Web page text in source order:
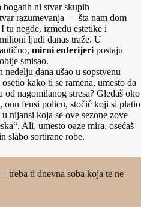
ni stvar skupih
razumevanja — šta nam dom
tu negde, između estetike i
ljudi danas traže. U
mirni enterijeri postaju
smisao.
dana ušao u sopstvenu
kako ti se ramena, umesto da
od nagomilanog stresa? Gledaš oko
onu fensi policu, stočić koji si platio
nijansi koja se ove sezone zove
Ali, umesto oaze mira, osećaš
slabo sortirane robe.
treba ti dnevna soba koja te ne